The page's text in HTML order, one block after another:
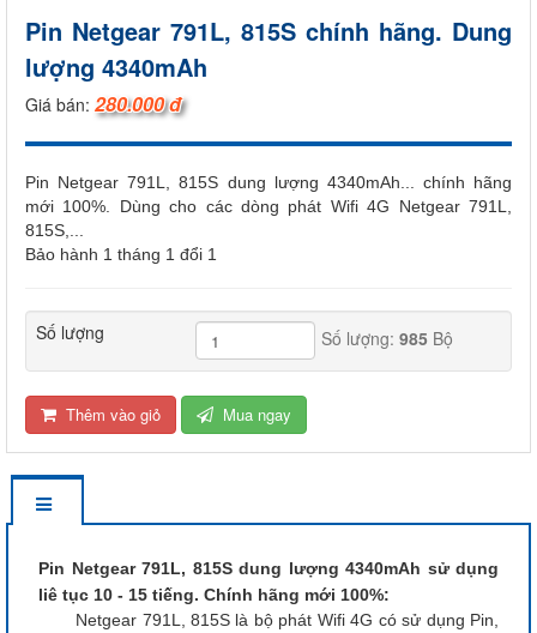
Pin Netgear 791L, 815S chính hãng. Dung
lượng 4340mAh
Giá bán: 280.000 đ
Pin Netgear 791L, 815S dung lượng 4340mAh... chính hãng
mới 100%. Dùng cho các dòng phát Wifi 4G Netgear 791L,
815S,...
Bảo hành 1 tháng 1 đổi 1
Số lượng Số lượng: 985Bộ
Thêm vào giỏ Mua ngay
Pin Netgear 791L, 815S dung lượng 4340mAh sử dụng
liê tục 10 - 15 tiếng. Chính hãng mới 100%:
Netgear 791L, 815S là bộ phát Wifi 4G có sử dụng Pin,